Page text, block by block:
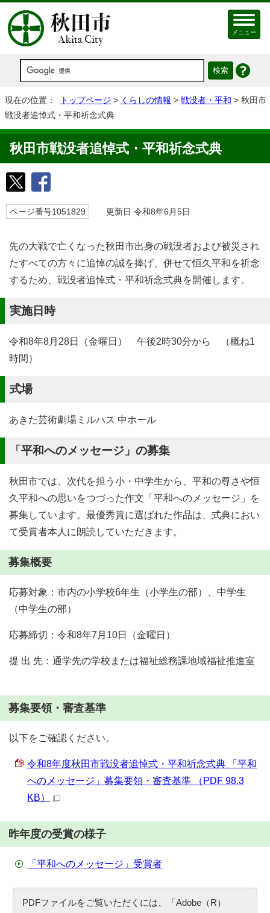
メニュー
現在の位置： トップページ > くらしの情報 > 戦没者・平和 > 秋田市
戦没者追悼式・平和祈念式典
秋田市戦没者追悼式・平和祈念式典
ページ番号1051829 更新日 令和8年6月5日
先の大戦で亡くなった秋田市出身の戦没者および被災され
たすべての方々に追悼の誠を捧げ、併せて恒久平和を祈念
するため、戦没者追悼式・平和祈念式典を開催します。
実施日時
令和8年8月28日（金曜日） 午後2時30分から （概ね1
時間）
式場
あきた芸術劇場ミルハス 中ホール
「平和へのメッセージ」の募集
秋田市では、次代を担う小・中学生から、平和の尊さや恒
久平和への思いをつづった作文「平和へのメッセージ」を
募集しています。最優秀賞に選ばれた作品は、式典におい
て受賞者本人に朗読していただきます。
募集概要
応募対象：市内の小学校6年生（小学生の部）、中学生
（中学生の部）
応募締切：令和8年7月10日（金曜日）
提 出 先：通学先の学校または福祉総務課地域福祉推進室
募集要領・審査基準
以下をご確認ください。
令和8年度秋田市戦没者追悼式・平和祈念式典 「平和
へのメッセージ」募集要領・審査基準 （PDF 98.3
KB）
昨年度の受賞の様子
「平和へのメッセージ」受賞者
PDFファイルをご覧いただくには、「Adobe（R）